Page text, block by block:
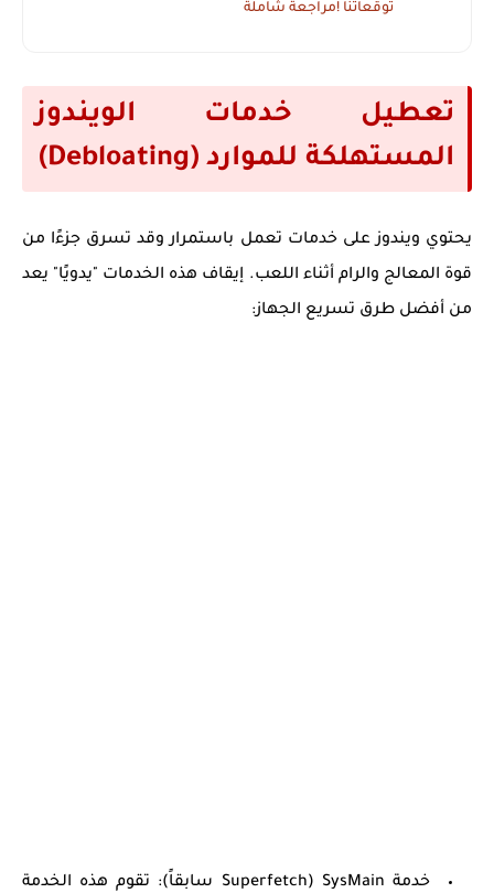
توقعاتنا !مراجعة شاملة
تعطيل خدمات الويندوز
المستهلكة للموارد (Debloating)
يحتوي ويندوز على خدمات تعمل باستمرار وقد تسرق جزءًا من
قوة المعالج والرام أثناء اللعب. إيقاف هذه الخدمات "يدويًا" يعد
من أفضل طرق تسريع الجهاز:
خدمة SysMain (Superfetch سابقاً):
تقوم هذه الخدمة